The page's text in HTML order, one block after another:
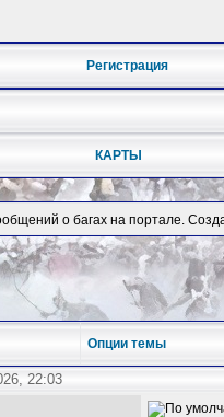
Регистрация
КАРТЫ
о багах на портале.
Опции темы
22:03